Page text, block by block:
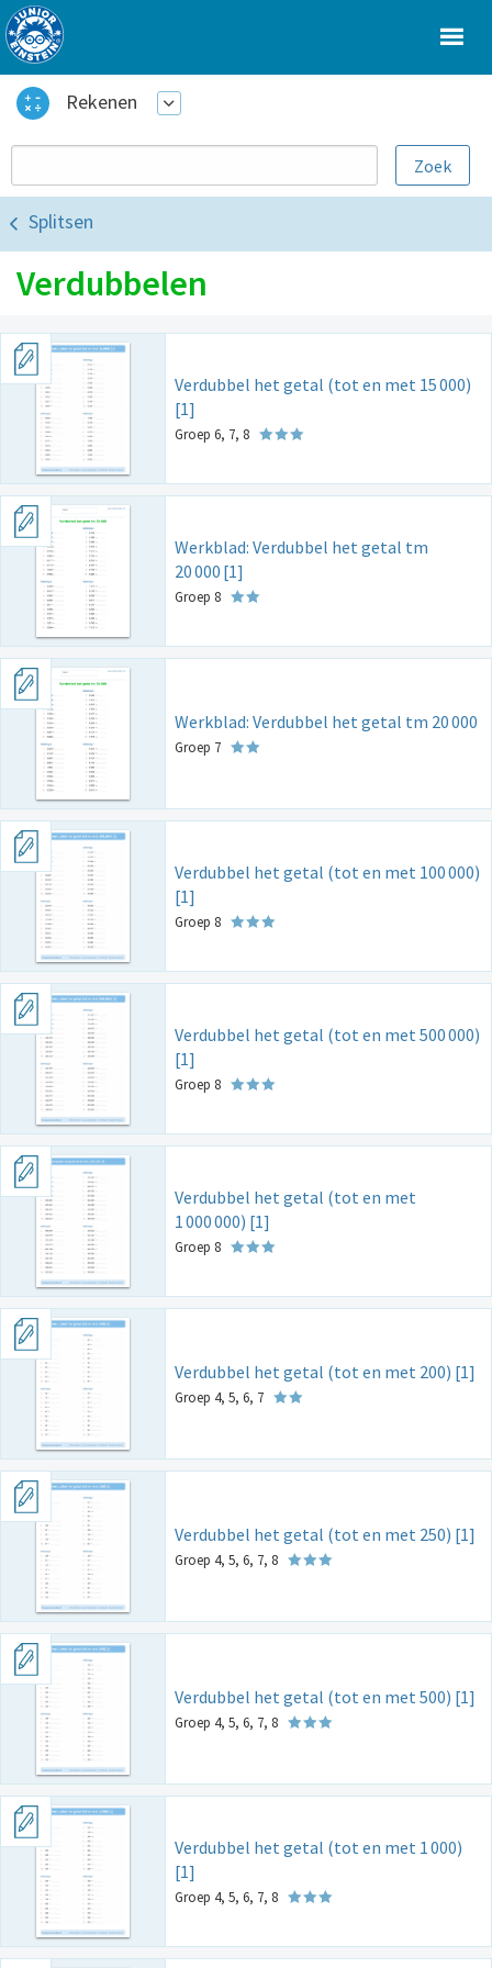
Rekenen
Splitsen
Verdubbelen
Verdubbel het getal (tot en met 15000)
[1]
Groep 6, 7, 8
Werkblad: Verdubbel het getal tm
20000 [1]
Groep 8
Werkblad: Verdubbel het getal tm 20000
Groep 7
Verdubbel het getal (tot en met 100000)
[1]
Groep 8
Verdubbel het getal (tot en met 500000)
[1]
Groep 8
Verdubbel het getal (tot en met
1000000) [1]
Groep 8
Verdubbel het getal (tot en met 200) [1]
Groep 4, 5, 6, 7
Verdubbel het getal (tot en met 250) [1]
Groep 4, 5, 6, 7, 8
Verdubbel het getal (tot en met 500) [1]
Groep 4, 5, 6, 7, 8
Verdubbel het getal (tot en met 1000)
[1]
Groep 4, 5, 6, 7, 8